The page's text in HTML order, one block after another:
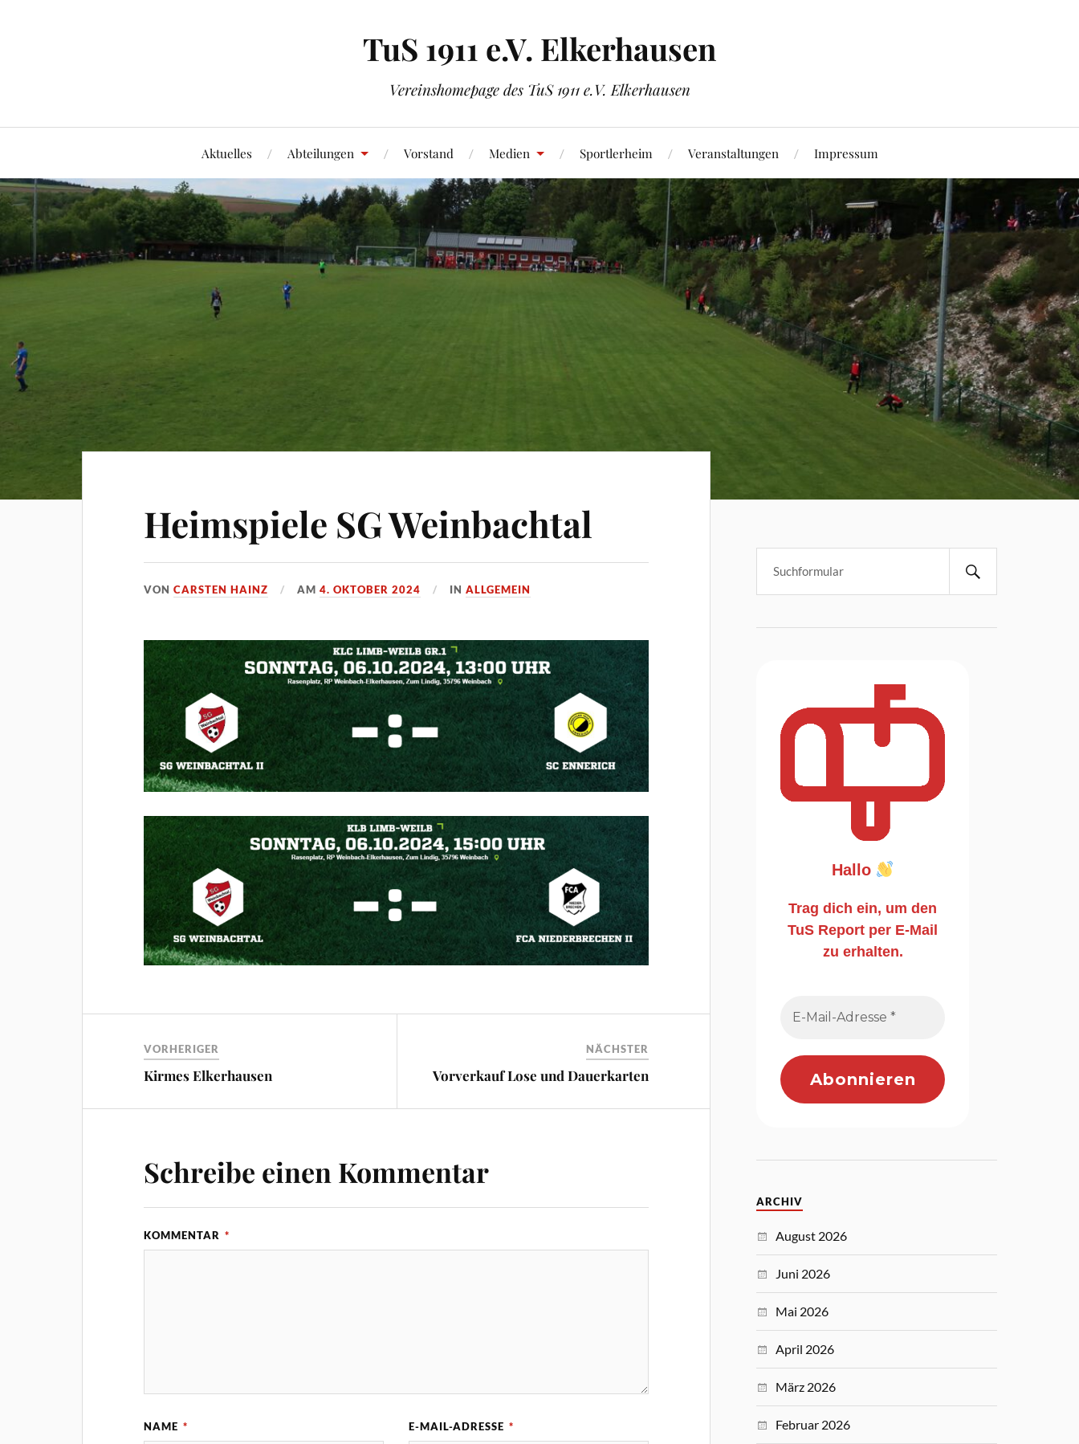
TuS 1911 e.V. Elkerhausen
Vereinshomepage des TuS 1911 e.V. Elkerhausen
Aktuelles Abteilungen Vorstand Medien Sportlerheim Veranstaltungen Impressum
Heimspiele SG Weinbachtal
VONCARSTEN HAINZ AM4. OKTOBER 2024 INALLGEMEIN
VORHERIGER
Kirmes Elkerhausen
NÄCHSTER
Vorverkauf Lose und Dauerkarten
Schreibe einen Kommentar
KOMMENTAR *
NAME * E-MAIL-ADRESSE *
Hallo
Trag dich ein, um den
TuS Report per E-Mail
zu erhalten.
ARCHIV
August 2026
Juni 2026
Mai 2026
April 2026
März 2026
Februar 2026